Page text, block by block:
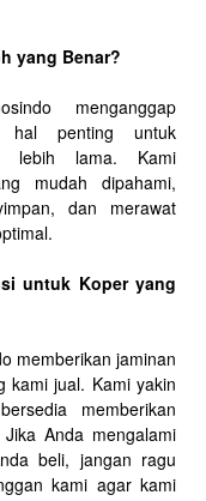
yang Benar?
menganggap
hal penting untuk
lebih lama. Kami
mudah dipahami,
dan merawat
untuk Koper yang
memberikan jaminan
kami jual. Kami yakin
memberikan
Anda mengalami
beli, jangan ragu
kami agar kami